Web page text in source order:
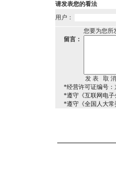
请发表您的看法
用户：
您要为您所
留言：
*经营许可证编号：
*遵守《互联网电子
*遵守《全国人大常